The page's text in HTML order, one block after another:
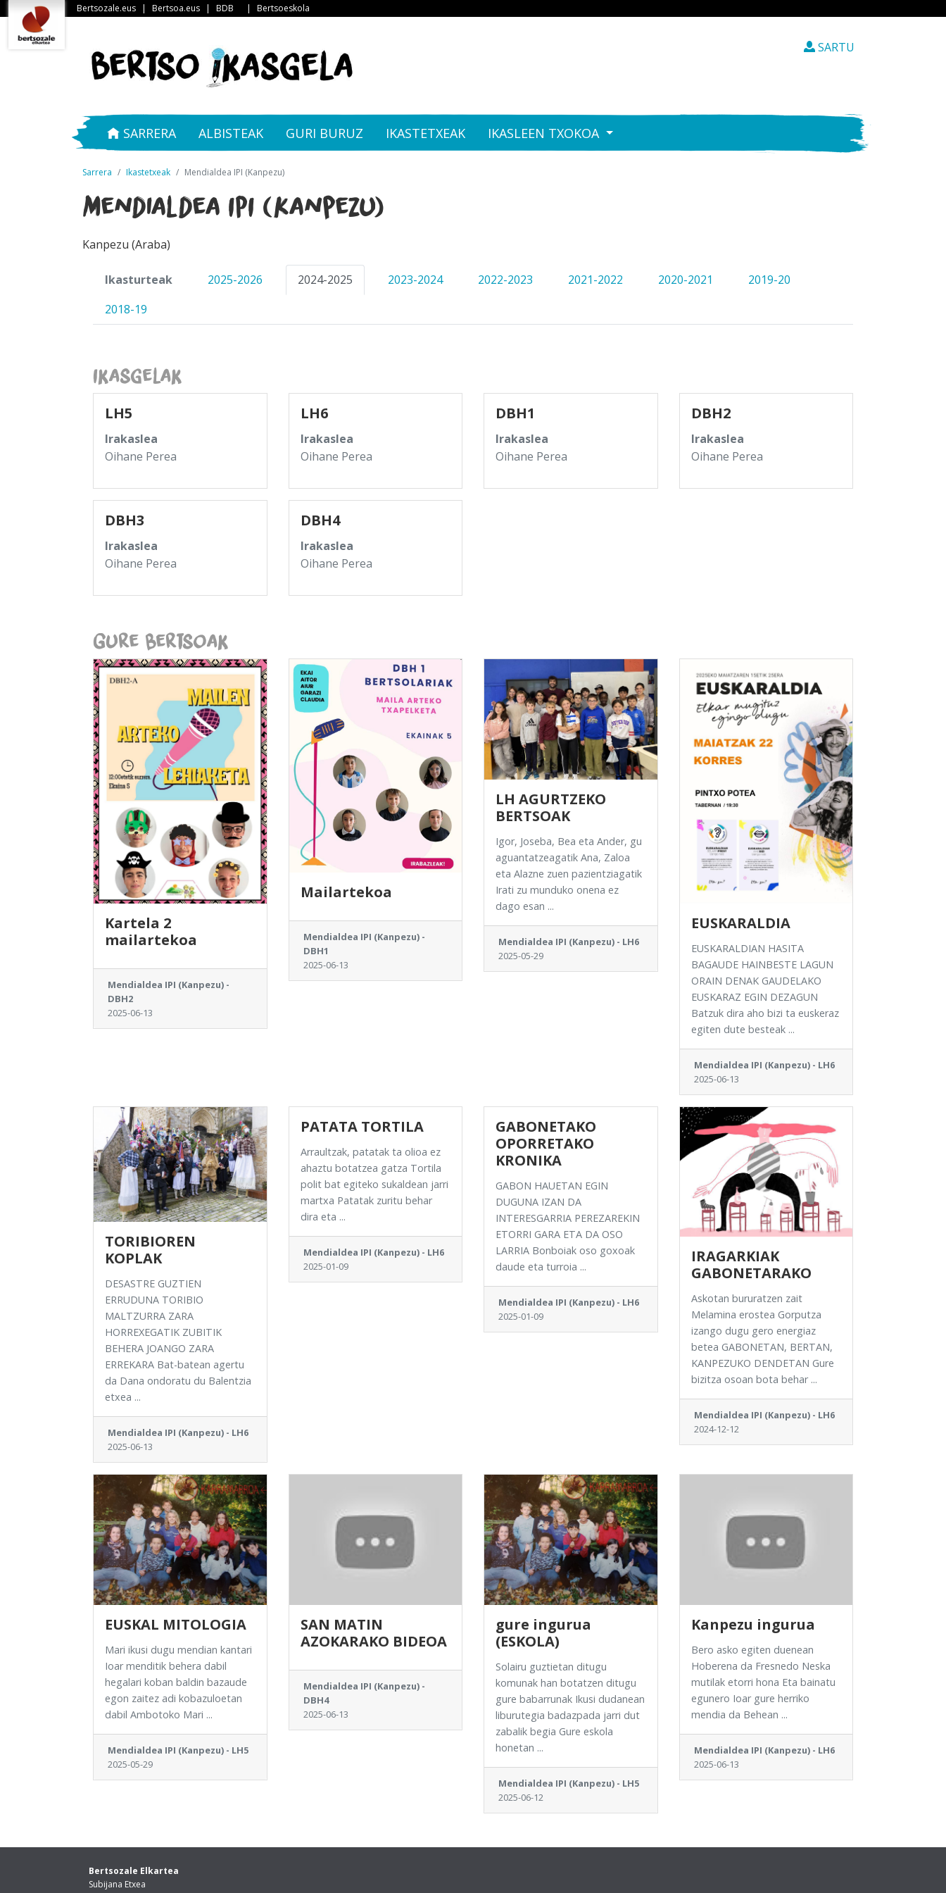
Bertsozale.eus | Bertsoa.eus | BDB | Bertsoeskola
SARTU
SARRERA ALBISTEAK GURI BURUZ IKASTETXEAK IKASLEEN TXOKOA
Sarrera Ikastetxeak Mendialdea IPI (Kanpezu)
Mendialdea IPI (Kanpezu)
Kanpezu (Araba)
Ikasturteak 2025-2026 2024-2025 2023-2024 2022-2023 2021-2022 2020-2021
2019-20
2018-19
Ikasgelak
LH5
Irakaslea
Oihane Perea
LH6
Irakaslea
Oihane Perea
DBH1
Irakaslea
Oihane Perea
DBH2
Irakaslea
Oihane Perea
DBH3
Irakaslea
Oihane Perea
DBH4
Irakaslea
Oihane Perea
Gure Bertsoak
Kartela 2
mailartekoa
Mendialdea IPI (Kanpezu) -
DBH2
2025-06-13
Mailartekoa
Mendialdea IPI (Kanpezu) -
DBH1
2025-06-13
LH AGURTZEKO
BERTSOAK
Igor, Joseba, Bea eta Ander, gu
aguantatzeagatik Ana, Zaloa
eta Alazne zuen pazientziagatik
Irati zu munduko onena ez
dago esan ...
Mendialdea IPI (Kanpezu) - LH6
2025-05-29
EUSKARALDIA
EUSKARALDIAN HASITA
BAGAUDE HAINBESTE LAGUN
ORAIN DENAK GAUDELAKO
EUSKARAZ EGIN DEZAGUN
Batzuk dira aho bizi ta euskeraz
egiten dute besteak ...
Mendialdea IPI (Kanpezu) - LH6
2025-06-13
TORIBIOREN
KOPLAK
DESASTRE GUZTIEN
ERRUDUNA TORIBIO
MALTZURRA ZARA
HORREXEGATIK ZUBITIK
BEHERA JOANGO ZARA
ERREKARA Bat-batean agertu
da Dana ondoratu du Balentzia
etxea ...
Mendialdea IPI (Kanpezu) - LH6
2025-06-13
PATATA TORTILA
Arraultzak, patatak ta olioa ez
ahaztu botatzea gatza Tortila
polit bat egiteko sukaldean jarri
martxa Patatak zuritu behar
dira eta ...
Mendialdea IPI (Kanpezu) - LH6
2025-01-09
GABONETAKO
OPORRETAKO
KRONIKA
GABON HAUETAN EGIN
DUGUNA IZAN DA
INTERESGARRIA PEREZAREKIN
ETORRI GARA ETA DA OSO
LARRIA Bonboiak oso goxoak
daude eta turroia ...
Mendialdea IPI (Kanpezu) - LH6
2025-01-09
IRAGARKIAK
GABONETARAKO
Askotan bururatzen zait
Melamina erostea Gorputza
izango dugu gero energiaz
betea GABONETAN, BERTAN,
KANPEZUKO DENDETAN Gure
bizitza osoan bota behar ...
Mendialdea IPI (Kanpezu) - LH6
2024-12-12
EUSKAL MITOLOGIA
Mari ikusi dugu mendian kantari
Ioar menditik behera dabil
hegalari koban baldin bazaude
egon zaitez adi kobazuloetan
dabil Ambotoko Mari ...
Mendialdea IPI (Kanpezu) - LH5
2025-05-29
SAN MATIN
AZOKARAKO BIDEOA
Mendialdea IPI (Kanpezu) -
DBH4
2025-06-13
gure ingurua
(ESKOLA)
Solairu guztietan ditugu
komunak han botatzen ditugu
gure babarrunak Ikusi dudanean
liburutegia badazpada jarri dut
zabalik begia Gure eskola
honetan ...
Mendialdea IPI (Kanpezu) - LH5
2025-06-12
Kanpezu ingurua
Bero asko egiten duenean
Hoberena da Fresnedo Neska
mutilak etorri hona Eta bainatu
egunero Ioar gure herriko
mendia da Behean ...
Mendialdea IPI (Kanpezu) - LH6
2025-06-13
Bertsozale Elkartea
Subijana Etxea